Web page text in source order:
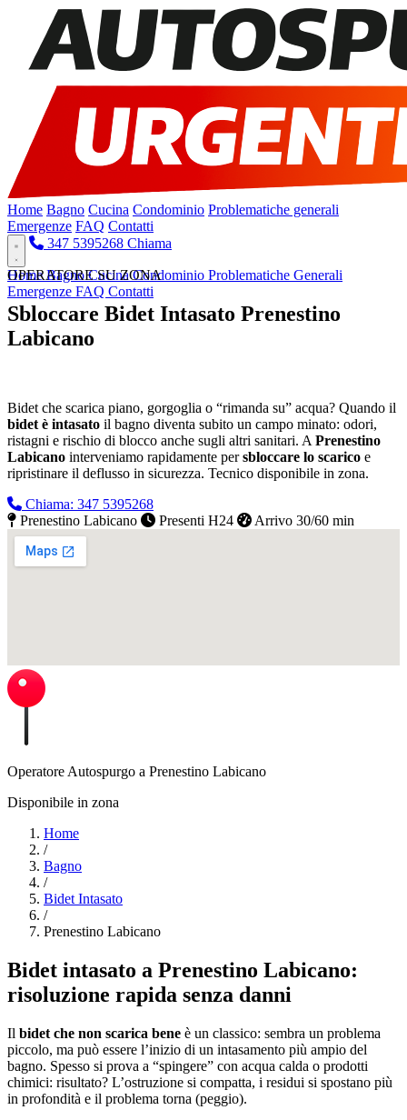
Home Bagno Cucina Condominio Problematiche generali
Emergenze FAQ Contatti
347 5395268 Chiama
HomeBagnoCucinaCondominio Problematiche Generali
Emergenze FAQ Contatti
OPERATORE SU ZONA
Sbloccare Bidet Intasato Prenestino
Labicano
Bidet che scarica piano, gorgoglia o “rimanda su” acqua? Quando il
bidet è intasato il bagno diventa subito un campo minato: odori,
ristagni e rischio di blocco anche sugli altri sanitari. A Prenestino
Labicano interveniamo rapidamente persbloccare lo scarico e
ripristinare il deflusso in sicurezza. Tecnico disponibile in zona.
Chiama: 347 5395268
Prenestino Labicano
Presenti H24 Arrivo 30/60 min
Operatore Autospurgo a Prenestino Labicano
Disponibile in zona
Home
/
Bagno
/
Bidet Intasato
/
Prenestino Labicano
Bidet intasato a Prenestino Labicano:
risoluzione rapida senza danni
Il bidet che non scarica bene è un classico: sembra un problema
piccolo, ma può essere l’inizio di un intasamento più ampio del
bagno. Spesso si prova a “spingere” con acqua calda o prodotti
chimici: risultato? L’ostruzione si compatta, i residui si spostano più
in profondità e il problema torna (peggio).